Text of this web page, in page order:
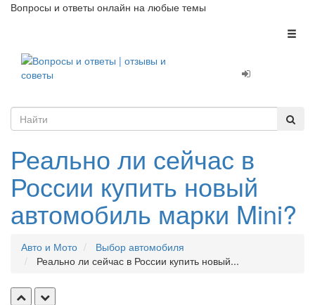
Вопросы и ответы онлайн на любые темы
Реально ли сейчас в
России купить новый
автомобиль марки Mini?
Авто и Мото
Выбор автомобиля
Реально ли сейчас в России купить новый...